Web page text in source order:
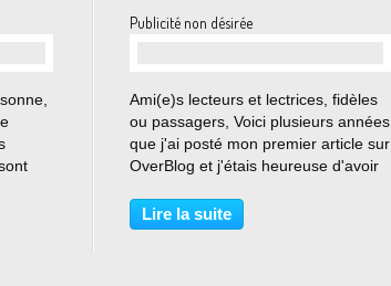
tour
Publicité non désirée
Ami(e)s lecteurs et lectrices, fidèles
ou passagers, Voici plusieurs années
que j'ai posté mon premier article sur
OverBlog et j'étais heureuse d'avoir
permette de vous présenter des
pages sans publicité. Hélas, il y a
Lire la suite